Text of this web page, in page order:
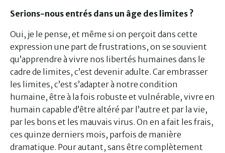
Serions-nous entrés dans un âge des limites ?
Oui, je le pense, et même si on perçoit dans cette
expression une part de frustrations, on se souvient
qu’apprendre à vivre nos libertés humaines dans le
cadre de limites, c’est devenir adulte. Car embrasser
les limites, c’est s’adapter à notre condition
humaine, être à la fois robuste et vulnérable, vivre en
humain capable d’être altéré par l’autre et par la vie,
par les bons et les mauvais virus. On en a fait les frais,
ces quinze derniers mois, parfois de manière
dramatique. Pour autant, sans être complètement